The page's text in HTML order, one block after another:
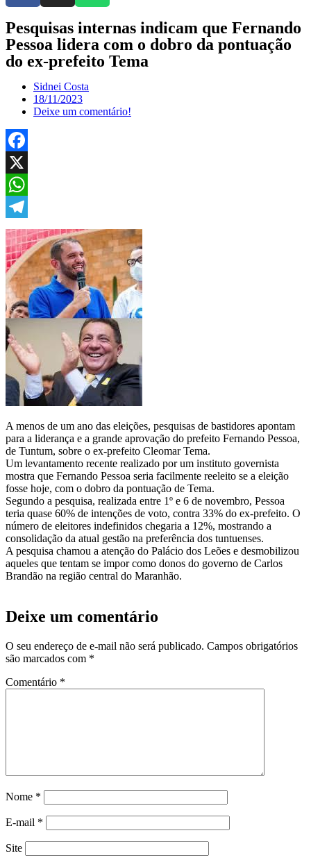
Pesquisas internas indicam que Fernando
Pessoa lidera com o dobro da pontuação
do ex-prefeito Tema
Sidnei Costa
18/11/2023
Deixe um comentário!
Facebook
X
WhatsApp
Telegram
A menos de um ano das eleições, pesquisas de bastidores apontam
para a liderança e a grande aprovação do prefeito Fernando Pessoa,
de Tuntum, sobre o ex-prefeito Cleomar Tema.
Um levantamento recente realizado por um instituto governista
mostra que Fernando Pessoa seria facilmente reeleito se a eleição
fosse hoje, com o dobro da pontuação de Tema.
Segundo a pesquisa, realizada entre 1º e 6 de novembro, Pessoa
teria quase 60% de intenções de voto, contra 33% do ex-prefeito. O
número de eleitores indefinidos chegaria a 12%, mostrando a
consolidação da atual gestão na preferência dos tuntuenses.
A pesquisa chamou a atenção do Palácio dos Leões e desmobilizou
aqueles que tentam se impor como donos do governo de Carlos
Brandão na região central do Maranhão.
Deixe um comentário
O seu endereço de e-mail não será publicado. Campos obrigatórios
são marcados com *
Comentário *
Nome *
E-mail *
Site